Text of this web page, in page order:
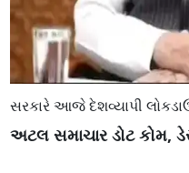
સરકારે આજે દેશવ્યાપી
અટલ સમાચાર ડોટ કોમ,